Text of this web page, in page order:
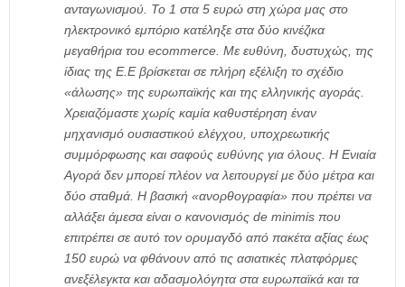
ανταγωνισμού. Το 1 στα 5 ευρώ στη χώρα μας στο
ηλεκτρονικό εμπόριο κατέληξε στα δύο κινέζικα
μεγαθήρια του ecommerce . Με ευθύνη, δυστυχώς, της
ίδιας της Ε.Ε βρίσκεται σε πλήρη εξέλιξη το σχέδιο
«άλωσης» της ευρωπαϊκής και της ελληνικής αγοράς.
Χρειαζόμαστε χωρίς καμία καθυστέρηση έναν
μηχανισμό ουσιαστικού ελέγχου, υποχρεωτικής
συμμόρφωσης και σαφούς ευθύνης για όλους. Η Ενιαία
Αγορά δεν μπορεί πλέον να λειτουργεί με δύο μέτρα και
δύο σταθμά. Η βασική «ανορθογραφία» που πρέπει να
αλλάξει άμεσα είναι ο κανονισμός de minimis που
επιτρέπει σε αυτό τον ορυμαγδό από πακέτα αξίας έως
150 ευρώ να φθάνουν από τις ασιατικές πλατφόρμες
ανεξέλεγκτα και αδασμολόγητα στα ευρωπαϊκά και τα